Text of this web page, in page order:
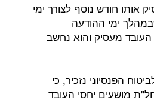
חודש נוסף לצורך ימי
ימי ההודעה
מעסיק והוא נחשב
הפנסיוני נזכיר, כי
מושעים יחסי העובד